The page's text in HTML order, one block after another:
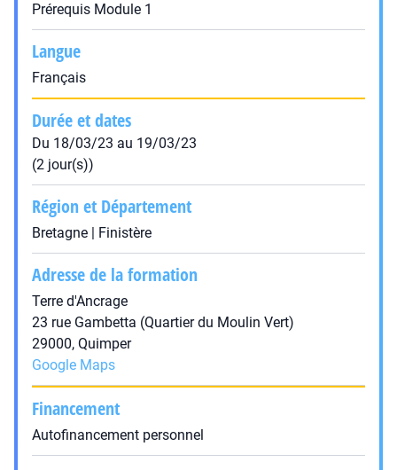
Prérequis Module 1
Langue
Français
Durée et dates
Du 18/03/23 au 19/03/23
(2 jour(s))
Région et Département
Bretagne | Finistère
Adresse de la formation
Terre d'Ancrage
23 rue Gambetta (Quartier du Moulin Vert)
29000, Quimper
Google Maps
Financement
Autofinancement personnel